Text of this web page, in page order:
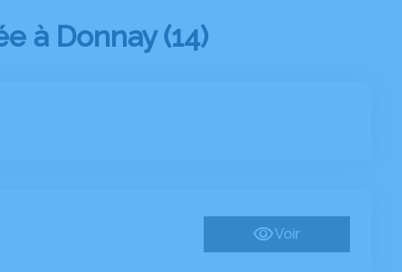
à Donnay (14)
Voir